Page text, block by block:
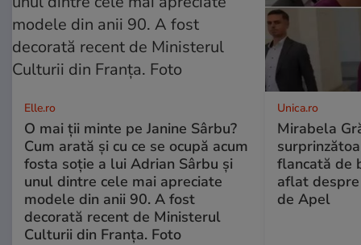
Elle.ro
O mai ții minte pe Janine Sârbu?
Cum arată și cu ce se ocupă acum
fosta soție a lui Adrian Sârbu și
unul dintre cele mai apreciate
modele din anii 90. A fost
decorată recent de Ministerul
Culturii din Franța. Foto
Unica.ro
Mirabela
flancată de
aflat
de Apel